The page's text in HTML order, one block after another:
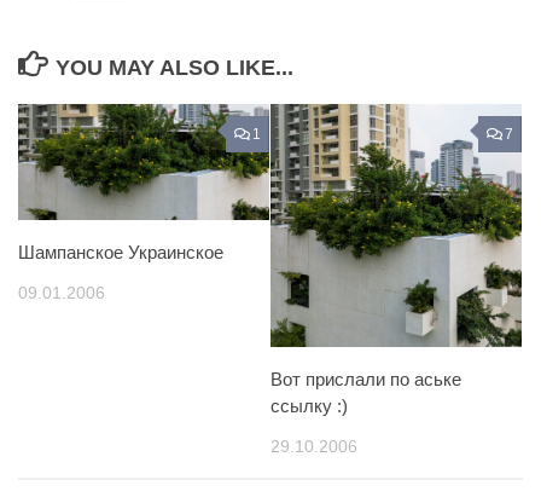
YOU MAY ALSO LIKE...
1
Шампанское Украинское
09.01.2006
7
Вот прислали по аське
ссылку :)
29.10.2006